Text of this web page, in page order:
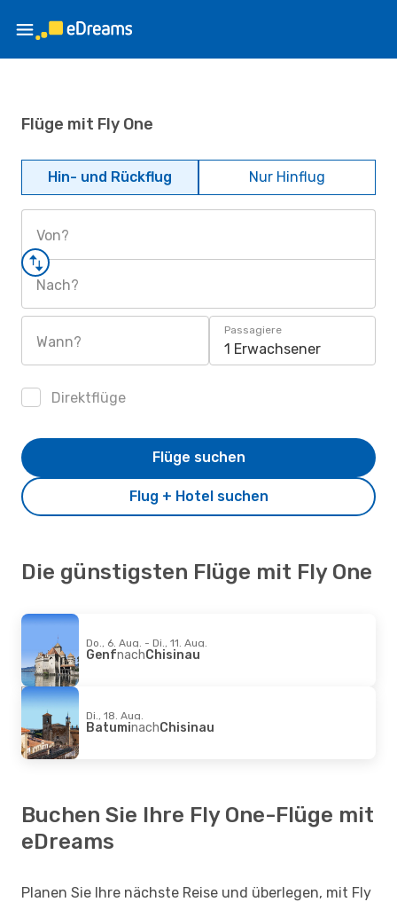
Flüge mit Fly One
Hin- und Rückflug Nur Hinflug
Von?
Nach?
Wann?
Passagiere
1 Erwachsener
Direktflüge
Flug + Hotel suchen
Flüge suchen
Die günstigsten Flüge mit Fly One
Do., 6. Aug. - Di., 11. Aug.
GenfnachChisinau
Di., 18. Aug.
BatuminachChisinau
Buchen Sie Ihre Fly One-Flüge mit
eDreams
Planen Sie Ihre nächste Reise und überlegen, mit Fly